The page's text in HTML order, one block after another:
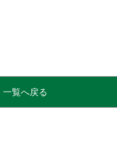
一覧へ戻る